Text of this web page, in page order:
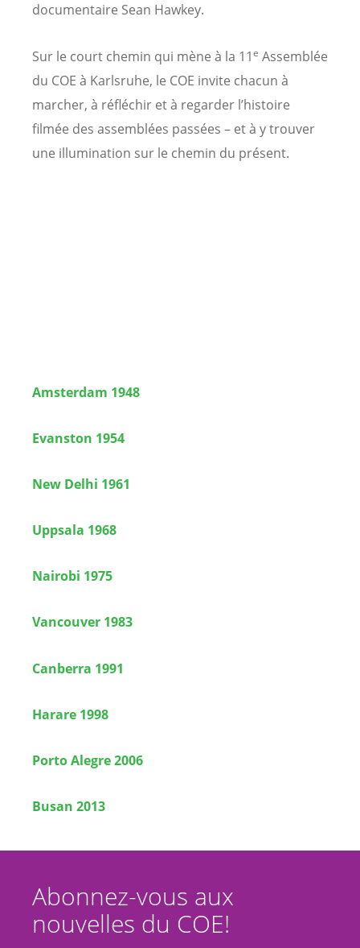
documentaire Sean Hawkey.
Sur le court chemin qui mène à la 11e Assemblée
du COE à Karlsruhe, le COE invite chacun à
marcher, à réfléchir et à regarder l’histoire
filmée des assemblées passées – et à y trouver
une illumination sur le chemin du présent.
Amsterdam 1948
Evanston 1954
New Delhi 1961
Uppsala 1968
Nairobi 1975
Vancouver 1983
Canberra 1991
Harare 1998
Porto Alegre 2006
Busan 2013
Abonnez-vous aux
nouvelles du COE!